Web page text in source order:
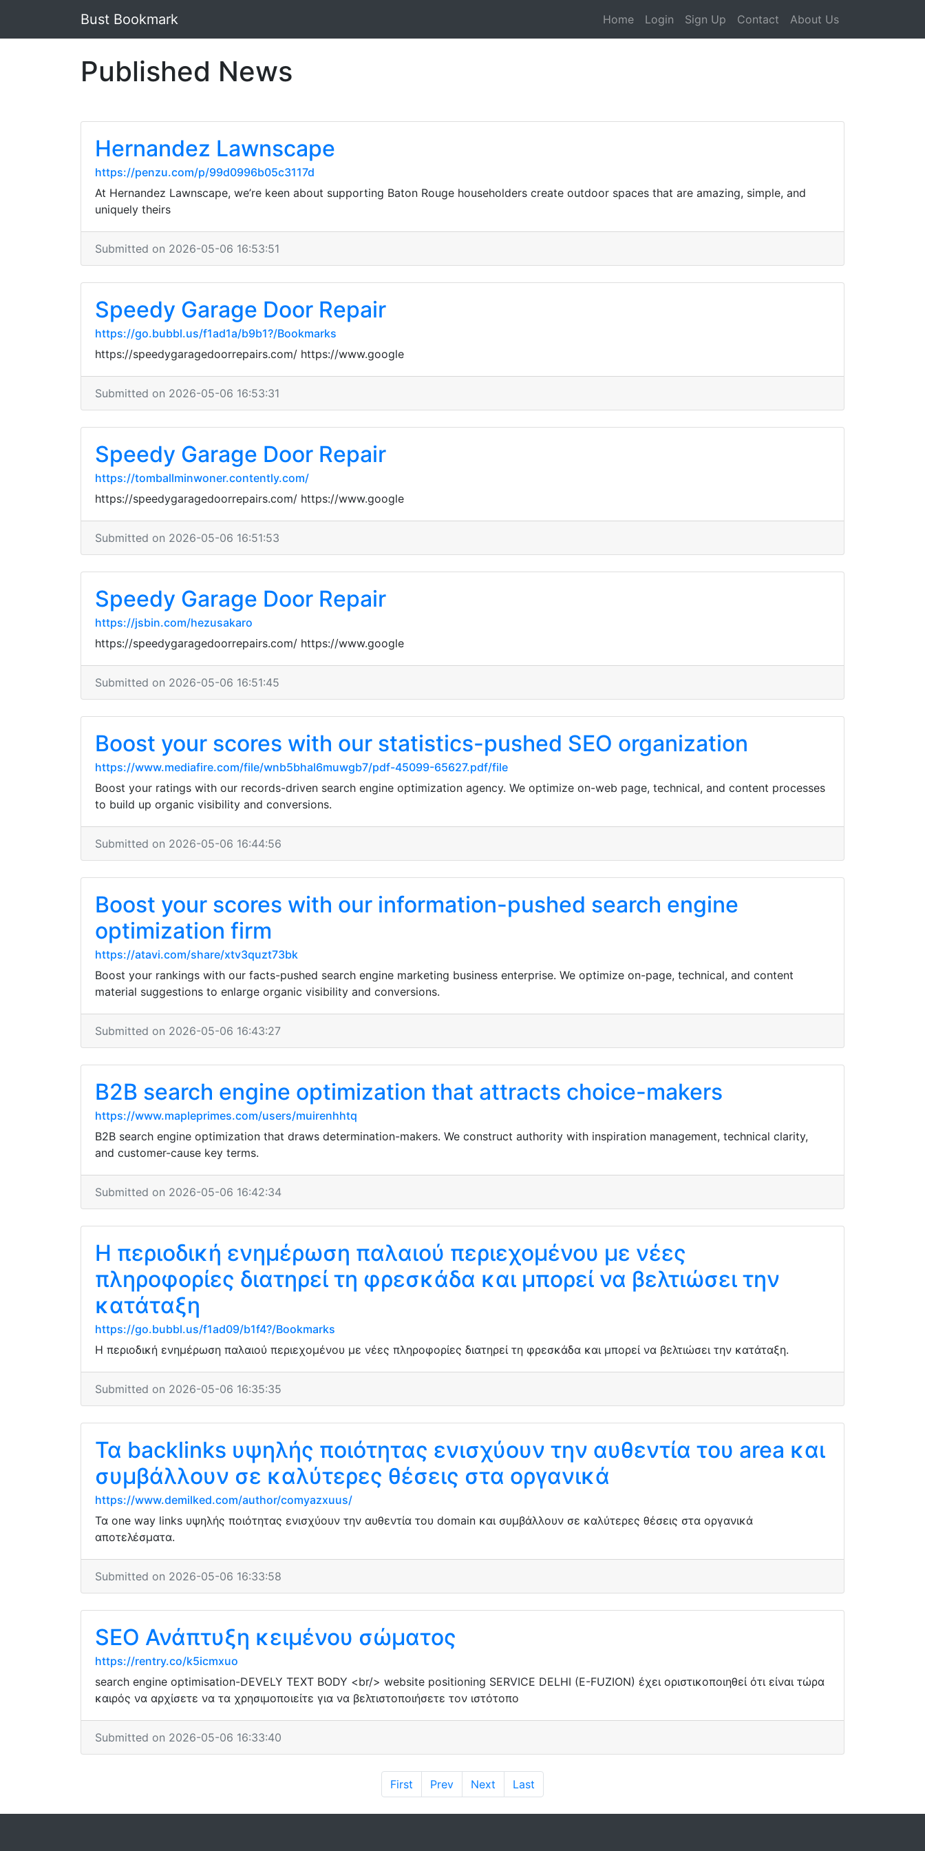
Bust Bookmark Home Login Sign Up Contact About Us
Published News
Hernandez Lawnscape
https://penzu.com/p/99d0996b05c3117d
At Hernandez Lawnscape, we’re keen about supporting Baton Rouge householders create outdoor spaces that are amazing, simple, and
uniquely theirs
Submitted on 2026-05-06 16:53:51
Speedy Garage Door Repair
https://go.bubbl.us/f1ad1a/b9b1?/Bookmarks
https://speedygaragedoorrepairs.com/ https://www.google
Submitted on 2026-05-06 16:53:31
Speedy Garage Door Repair
https://tomballminwoner.contently.com/
https://speedygaragedoorrepairs.com/ https://www.google
Submitted on 2026-05-06 16:51:53
Speedy Garage Door Repair
https://jsbin.com/hezusakaro
https://speedygaragedoorrepairs.com/ https://www.google
Submitted on 2026-05-06 16:51:45
Boost your scores with our statistics-pushed SEO organization
https://www.mediafire.com/file/wnb5bhal6muwgb7/pdf-45099-65627.pdf/file
Boost your ratings with our records-driven search engine optimization agency. We optimize on-web page, technical, and content processes
to build up organic visibility and conversions.
Submitted on 2026-05-06 16:44:56
Boost your scores with our information-pushed search engine
optimization firm
https://atavi.com/share/xtv3quzt73bk
Boost your rankings with our facts-pushed search engine marketing business enterprise. We optimize on-page, technical, and content
material suggestions to enlarge organic visibility and conversions.
Submitted on 2026-05-06 16:43:27
B2B search engine optimization that attracts choice-makers
https://www.mapleprimes.com/users/muirenhhtq
B2B search engine optimization that draws determination-makers. We construct authority with inspiration management, technical clarity,
and customer-cause key terms.
Submitted on 2026-05-06 16:42:34
Η περιοδική ενημέρωση παλαιού περιεχομένου με νέες
πληροφορίες διατηρεί τη φρεσκάδα και μπορεί να βελτιώσει την
κατάταξη
https://go.bubbl.us/f1ad09/b1f4?/Bookmarks
Η περιοδική ενημέρωση παλαιού περιεχομένου με νέες πληροφορίες διατηρεί τη φρεσκάδα και μπορεί να βελτιώσει την κατάταξη.
Submitted on 2026-05-06 16:35:35
Τα backlinks υψηλής ποιότητας ενισχύουν την αυθεντία του area και
συμβάλλουν σε καλύτερες θέσεις στα οργανικά
https://www.demilked.com/author/comyazxuus/
Τα one way links υψηλής ποιότητας ενισχύουν την αυθεντία του domain και συμβάλλουν σε καλύτερες θέσεις στα οργανικά
αποτελέσματα.
Submitted on 2026-05-06 16:33:58
SEO Ανάπτυξη κειμένου σώματος
https://rentry.co/k5icmxuo
search engine optimisation-DEVELY TEXT BODY <br/> website positioning SERVICE DELHI (E-FUZION) έχει οριστικοποιηθεί ότι είναι τώρα
καιρός να αρχίσετε να τα χρησιμοποιείτε για να βελτιστοποιήσετε τον ιστότοπο
Submitted on 2026-05-06 16:33:40
First Prev Next Last